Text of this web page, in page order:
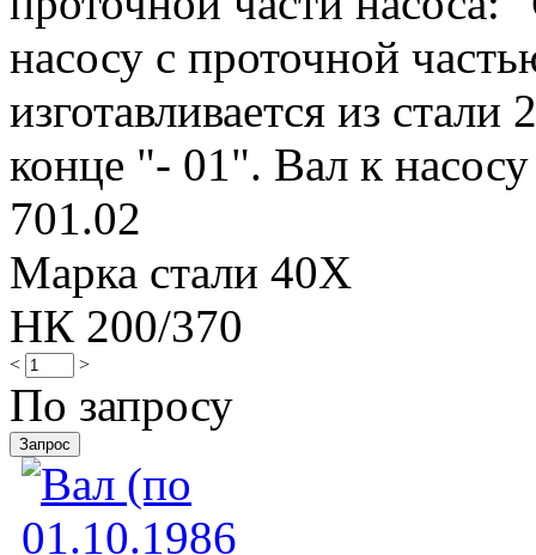
насосу с проточной
изготавливается из
конце "- 01". Вал к
701.02
Марка стали 40Х
НК 200/370
< >
По запросу